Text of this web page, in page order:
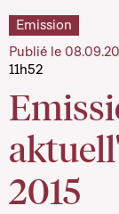
2015
Emission
Publié le
11h52